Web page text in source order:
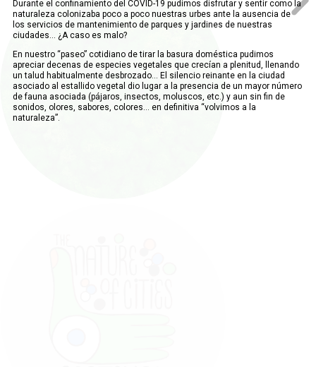
Durante el confinamiento del COVID-19 pudimos disfrutar y sentir como la
naturaleza colonizaba poco a poco nuestras urbes ante la ausencia de
los servicios de mantenimiento de parques y jardines de nuestras
ciudades… ¿A caso es malo?
En nuestro “paseo” cotidiano de tirar la basura doméstica pudimos
apreciar decenas de especies vegetales que crecían a plenitud, llenando
un talud habitualmente desbrozado… El silencio reinante en la ciudad
asociado al estallido vegetal dio lugar a la presencia de un mayor número
de fauna asociada (pájaros, insectos, moluscos, etc.) y aun sin fin de
sonidos, olores, sabores, colores… en definitiva “volvimos a la
naturaleza”.